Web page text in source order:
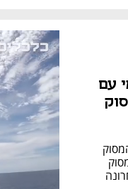
עם